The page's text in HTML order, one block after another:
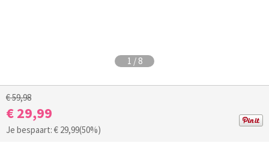
1 / 8
€ 59,98
€ 29,99
Je bespaart: € 29,99(50%)